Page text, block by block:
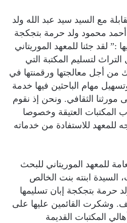
مع السيد سيد عبد الله ولد
محمود ولد حرمة بتجكجة
:” لقد جئنا للمعهد الموريتاني
لتسليم المكتبة التي
من أجل معالجتها ورقمنتها في
مهام الباحثين فيها خدمة
مورثنا الثقافي. ونحن إذ نقوم
المكتبات العتيقة وخصوصا
للمعهد للاستفادة من خدماته
للمعهد الموريتاني للبحث
السيدة ابنته بنت الخالص
حرمة بتجكجة إبان تسليمها
وشكرت القائمين عليها على
المكتبات القديمة